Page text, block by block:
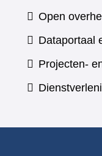
Open
Dataportaal
Projecten-